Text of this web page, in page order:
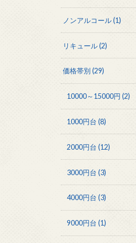
ノンアルコール(1)
リキュール(2)
価格帯別(29)
10000～15000円 (2)
1000円台 (8)
2000円台 (12)
3000円台 (3)
4000円台 (3)
9000円台 (1)